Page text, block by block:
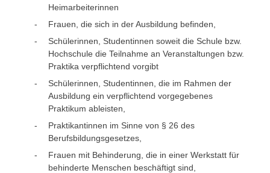
Heimarbeiterinnen
Frauen, die sich in der Ausbildung befinden,
Schülerinnen, Studentinnen soweit die Schule bzw.
Hochschule die Teilnahme an Veranstaltungen bzw.
Praktika verpflichtend vorgibt
Schülerinnen, Studentinnen, die im Rahmen der
Ausbildung ein verpflichtend vorgegebenes
Praktikum ableisten,
Praktikantinnen im Sinne von § 26 des
Berufsbildungsgesetzes,
Frauen mit Behinderung, die in einer Werkstatt für
behinderte Menschen beschäftigt sind,